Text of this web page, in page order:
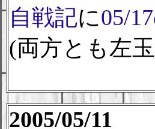
自戦記に05/
(両方とも左玉
2005/05/11